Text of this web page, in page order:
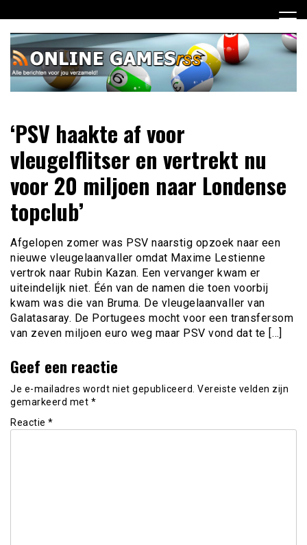
naar
inhoud
Online Games RSS
verzameld
‘PSV haakte af voor
vleugelflitser en vertrekt nu
voor 20 miljoen naar Londense
topclub’
Afgelopen zomer was PSV naarstig opzoek naar een
nieuwe vleugelaanvaller omdat Maxime Lestienne
vertrok naar Rubin Kazan. Een vervanger kwam er
uiteindelijk niet. Één van de namen die toen voorbij
kwam was die van Bruma. De vleugelaanvaller van
Galatasaray. De Portugees mocht voor een transfersom
van zeven miljoen euro weg maar PSV vond dat te […]
Geef een reactie
Je e-mailadres wordt niet gepubliceerd. Vereiste velden zijn
gemarkeerd met *
Reactie *